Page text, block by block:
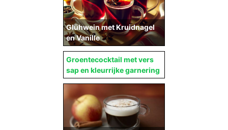
Glühwein met Kruidnagel
en Vanille
Groentecocktail met vers
sap en kleurrijke garnering